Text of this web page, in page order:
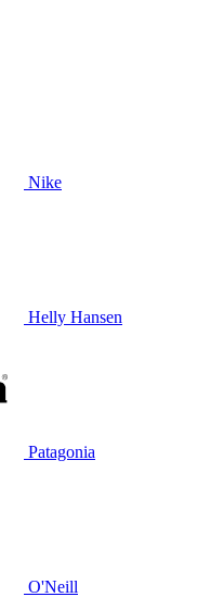
Nike
Helly Hansen
Patagonia
O'Neill